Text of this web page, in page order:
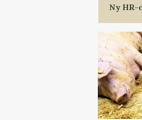
Ny HR-